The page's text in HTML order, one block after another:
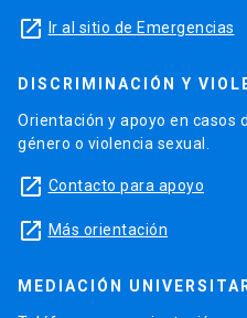
launch Ir al sitio de Emergencias
DISCRIMINACIÓN Y
Orientación y apoyo en casos
género o violencia sexual.
launch Contacto para apoyo
launch Más orientación
MEDIACIÓN